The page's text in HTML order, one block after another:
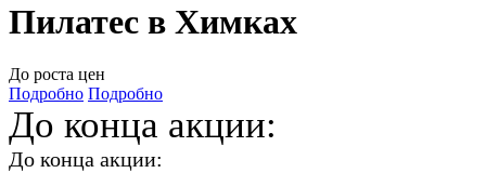
Пилатес в Химках
До роста цен
Подробно Подробно
До конца акции:
До конца акции: